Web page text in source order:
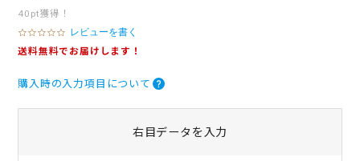
40pt獲得！
0
.
t
レビューを書く
送料無料でお届けします！
購入時の入力項目について
右目データを入力